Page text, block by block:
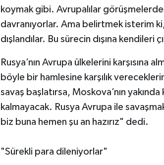
koymak gibi. Avrupalılar
davranıyorlar. Ama belirtmek isterim
dışlandılar. Bu sürecin dışına kendileri
Rusya’nın Avrupa ülkelerini karşısına
böyle bir hamlesine karşılık
savaş başlatırsa, Moskova’nın
kalmayacak. Rusya Avrupa ile
biz buna hemen şu an hazırız" dedi.
"Sürekli para dileniyorlar"